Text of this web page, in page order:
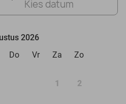
Kies datum
2026
Do Vr Za Zo
1 2